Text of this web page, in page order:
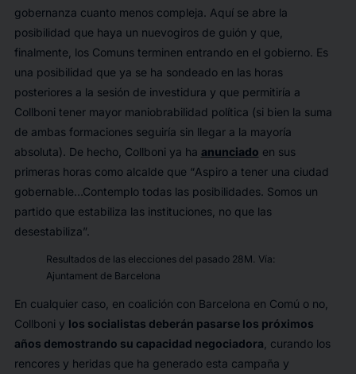
gobernanza cuanto menos compleja. Aquí se abre la
posibilidad que haya un nuevogiros de guión y que,
finalmente, los Comuns terminen entrando en el gobierno. Es
una posibilidad que ya se ha sondeado en las horas
posteriores a la sesión de investidura y que permitiría a
Collboni tener mayor maniobrabilidad política (si bien la suma
de ambas formaciones seguiría sin llegar a la mayoría
absoluta). De hecho, Collboni ya ha anunciado en sus
primeras horas como alcalde que “Aspiro a tener una ciudad
gobernable…Contemplo todas las posibilidades. Somos un
partido que estabiliza las instituciones, no que las
desestabiliza”.
Resultados de las elecciones del pasado 28M. Vía:
Ajuntament de Barcelona
En cualquier caso, en coalición con Barcelona en Comú o no,
Collboni y los socialistas deberán pasarse los próximos
años demostrando su capacidad negociadora , curando los
rencores y heridas que ha generado esta campaña y